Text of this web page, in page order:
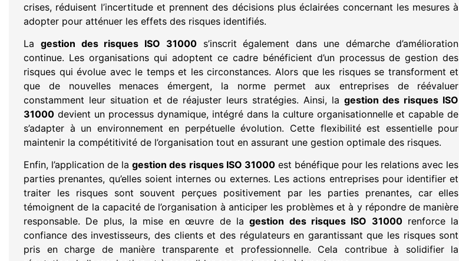
crises, réduisent l’incertitude et prennent des décisions plus éclairées concernant les mesures à
adopter pour atténuer les effets des risques identifiés.
La gestion des risques ISO 31000s’inscrit également dans une démarche d’amélioration
continue. Les organisations qui adoptent ce cadre bénéficient d’un processus de gestion des
risques qui évolue avec le temps et les circonstances. Alors que les risques se transforment et
que de nouvelles menaces émergent, la norme permet aux entreprises de réévaluer
constamment leur situation et de réajuster leurs stratégies. Ainsi, la gestion des risques ISO
31000 devient un processus dynamique, intégré dans la culture organisationnelle et capable de
s’adapter à un environnement en perpétuelle évolution. Cette flexibilité est essentielle pour
maintenir la compétitivité de l’organisation tout en assurant une gestion optimale des risques.
Enfin, l’application de lagestion des risques ISO 31000est bénéfique pour les relations avec les
parties prenantes, qu’elles soient internes ou externes. Les actions entreprises pour identifier et
traiter les risques sont souvent perçues positivement par les parties prenantes, car elles
témoignent de la capacité de l’organisation à anticiper les problèmes et à y répondre de manière
responsable. De plus, la mise en œuvre de lagestion des risques ISO 31000renforce la
confiance des investisseurs, des clients et des régulateurs en garantissant que les risques sont
pris en charge de manière transparente et professionnelle. Cela contribue à solidifier la